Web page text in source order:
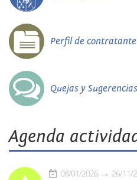
Perfil de contratante
Quejas y Sugerencias
Agenda
08/01/2026 26/11/